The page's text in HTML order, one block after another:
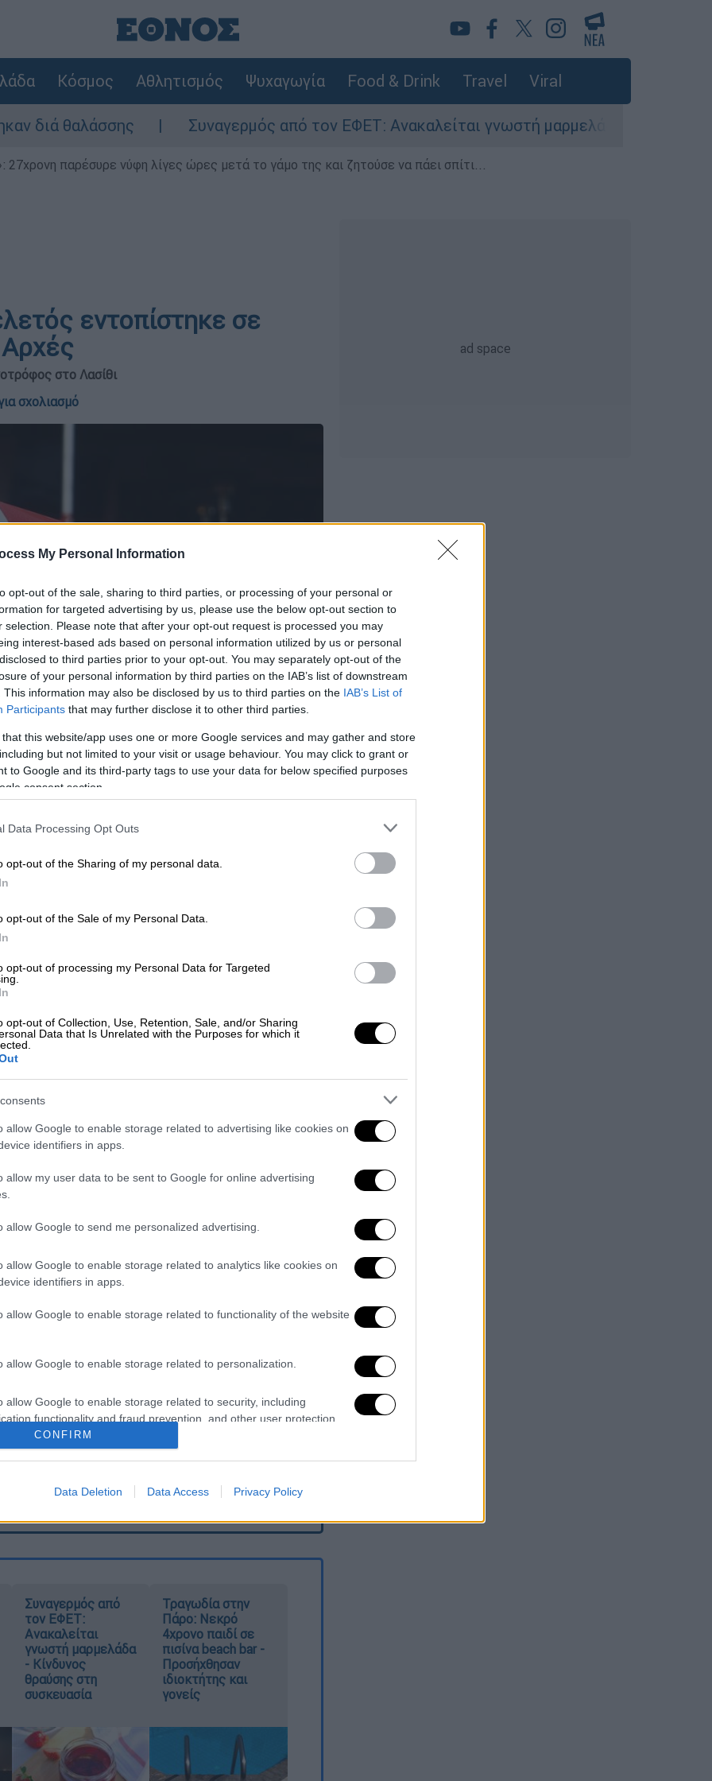
My Personal Information
opt-out of the sale, sharing to third parties, or processing of your personal or
for targeted advertising by us, please use the below opt-out section to
selection. Please note that after your opt-out request is processed you may
interest-based ads based on personal information utilized by us or personal
to third parties prior to your opt-out. You may separately opt-out of the
of your personal information by third parties on the IAB’s list of downstream
This information may also be disclosed by us to third parties on the IAB’s List of
Participants that may further disclose it to other third parties.
that this website/app uses one or more Google services and may gather and store
but not limited to your visit or usage behaviour. You may click to grant or
to Google and its third-party tags to use your data for below specified purposes
consent section.
Data Processing Opt Outs
opt-out of the Sharing of my personal data.
opt-out of the Sale of my Personal Data.
opt-out of processing my Personal Data for Targeted
opt-out of Collection, Use, Retention, Sale, and/or Sharing
Data that Is Unrelated with the Purposes for which it
allow Google to enable storage related to advertising like cookies on
identifiers in apps.
allow my user data to be sent to Google for online advertising
allow Google to send me personalized advertising.
allow Google to enable storage related to analytics like cookies on
identifiers in apps.
allow Google to enable storage related to functionality of the website
allow Google to enable storage related to personalization.
allow Google to enable storage related to security, including
functionality and fraud prevention, and other user protection.
CONFIRM
Data Deletion Data Access Privacy Policy
Κόσμος Αθλητισμός Ψυχαγωγία Food & Drink Travel Viral
θαλάσσης Συναγερμός από τον ΕΦΕΤ: Ανακαλείται γνωστή μαρμελάδα - Κίνδυνος
παρέσυρε νύφη λίγες ώρες μετά το γάμο της και ζητούσε να πάει σπίτι...
εντοπίστηκε σε
στο Λασίθι
σχολιασμό
το ΕΘΝΟΣ στη Google
της περιοχής
ανθρώπινος σκελετός που βρισκόταν
Η αλιεία είναι
του σκελετού, ενώ σύμφωνα με την
στο σκελετό, παραπέμπουν σε άνδρα
1967 και η εξαφάνισή του από την
του πρόσωπο το 2012.
οι εξετάσεις που προβλέπεται,
ΕΘΝΟΣ θα παρεμβαίνει και τα προσβλητικά σχόλια θα
Συναγερμός από
τον ΕΦΕΤ:
Ανακαλείται
γνωστή μαρμελάδα
- Κίνδυνος
θραύσης στη
συσκευασία
Τραγωδία στην
Πάρο: Νεκρό
4χρονο παιδί σε
πισίνα beach bar -
Προσήχθησαν
ιδιοκτήτης και
γονείς